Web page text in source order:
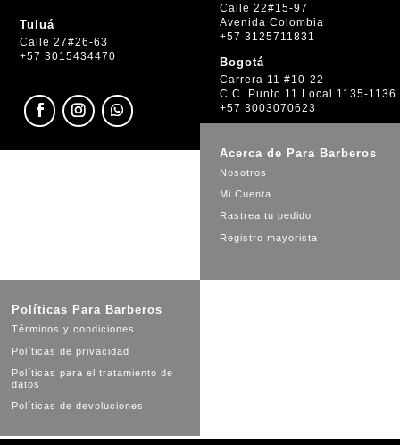
Tuluá
Calle 27#26-63
+57 3015434470
Calle 22#15-97
Avenida Colombia
+57 3125711831
Bogotá
Carrera 11 #10-22
C.C. Punto 11 Local 1135-1136
+57 3003070623
Acerca de Para Barberos
Nosotros
Mi Cuenta
Rastrea tu pedido
Registro mayorista
Políticas Para Barberos
Términos y condiciones
Políticas de privacidad
Políticas para el tratamiento de
datos
Políticas de devoluciones